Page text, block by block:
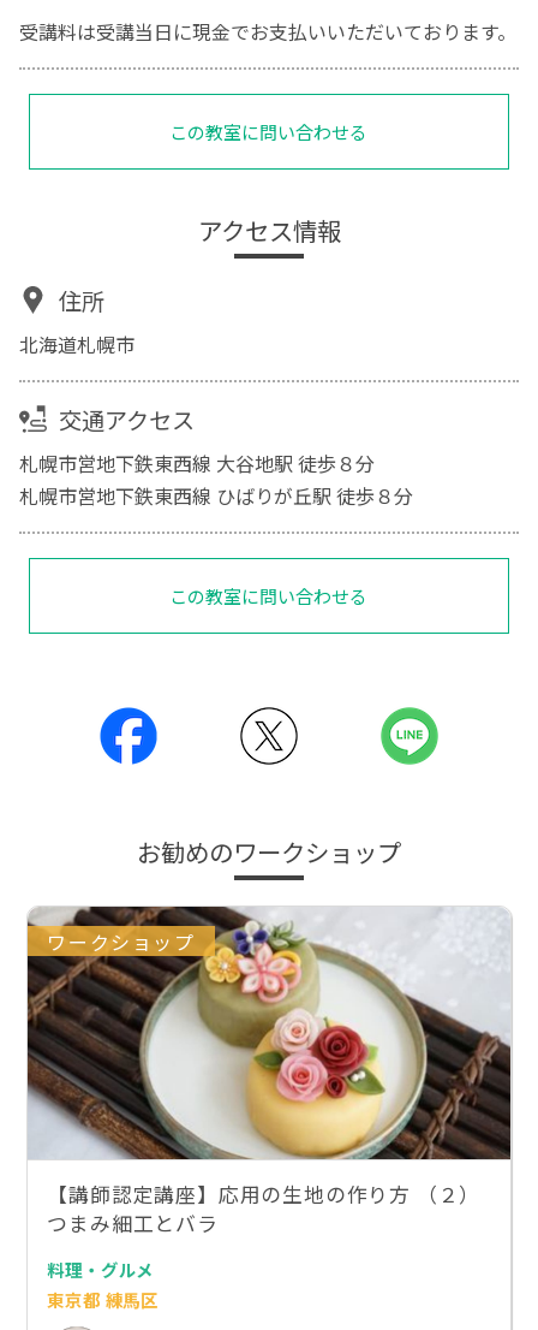
受講料は受講当日に現金でお支払いいただいております。
この教室に問い合わせる
アクセス情報
住所
北海道札幌市
交通アクセス
札幌市営地下鉄東西線 大谷地駅 徒歩８分
札幌市営地下鉄東西線 ひばりが丘駅 徒歩８分
この教室に問い合わせる
お勧めのワークショップ
ワークショップ
【講師認定講座】応用の生地の作り方 （２）
つまみ細工とバラ
料理・グルメ
東京都 練馬区